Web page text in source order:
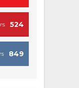
524
849